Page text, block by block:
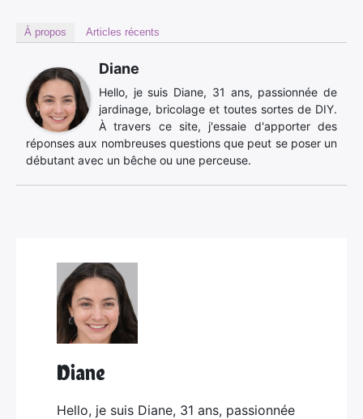
À propos Articles récents
Diane
Hello, je suis Diane, 31 ans, passionnée de
jardinage, bricolage et toutes sortes de DIY.
À travers ce site, j'essaie d'apporter des
réponses aux nombreuses questions que peut se poser un
débutant avec un bêche ou une perceuse.
Diane
Hello, je suis Diane, 31 ans, passionnée